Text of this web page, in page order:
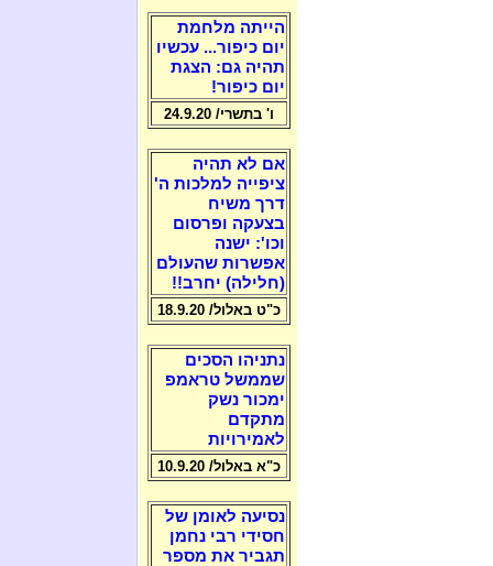
הייתה מלחמת
יום כיפור... עכשיו
תהיה גם: הצגת
יום כיפור!
ו' בתשרי/ 24.9.20
אם לא תהיה
ציפייה למלכות ה'
דרך משיח
בצעקה ופרסום
וכו': ישנה
אפשרות שהעולם
(חלילה) יחרב!!
כ"ט באלול/ 18.9.20
נתניהו הסכים
שממשל טראמפ
ימכור נשק
מתקדם
לאמירויות
כ"א באלול/ 10.9.20
נסיעה לאומן של
חסידי רבי נחמן
תגביר את מספר